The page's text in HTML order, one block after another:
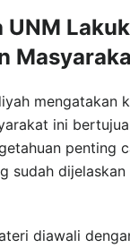
UNM
mengatakan
ini
penting
sudah
diawali